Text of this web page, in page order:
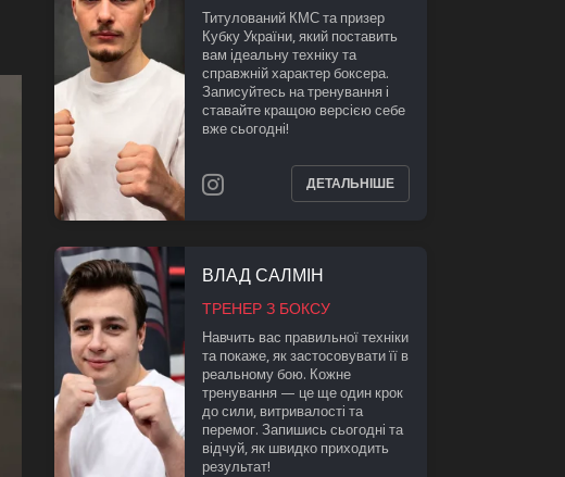
Титулований КМС та призер
Кубку України, який поставить
вам ідеальну техніку та
справжній характер боксера.
Записуйтесь на тренування і
ставайте кращою версією себе
вже сьогодні!
ДЕТАЛЬНІШЕ
ВЛАД САЛМІН
ТРЕНЕР З БОКСУ
Навчить вас правильної техніки
та покаже, як застосовувати її в
реальному бою. Кожне
тренування — це ще один крок
до сили, витривалості та
перемог. Запишись сьогодні та
відчуй, як швидко приходить
результат!